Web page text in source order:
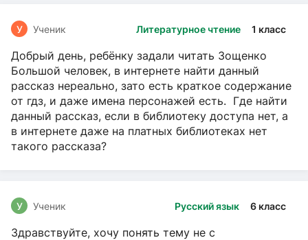
Литературное чтение 1 класс
У Ученик
Добрый день, ребёнку задали читать Зощенко
Большой человек, в интернете найти данный
рассказ нереально, зато есть краткое содержание
от гдз, и даже имена персонажей есть. Где найти
данный рассказ, если в библиотеку доступа нет, а
в интернете даже на платных библиотеках нет
такого рассказа?
Русский язык 6 класс
У Ученик
Здравствуйте, хочу понять тему не с